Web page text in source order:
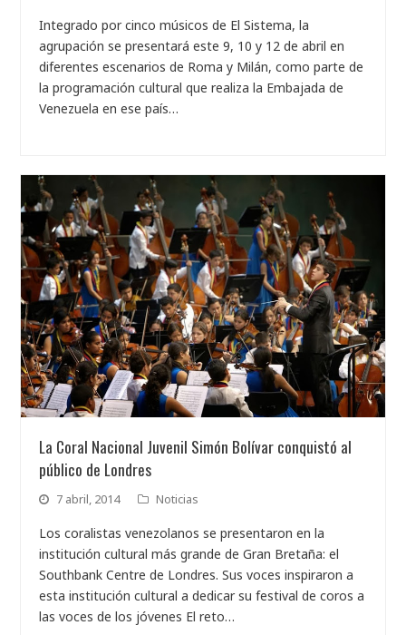
Integrado por cinco músicos de El Sistema, la
agrupación se presentará este 9, 10 y 12 de abril en
diferentes escenarios de Roma y Milán, como parte de
la programación cultural que realiza la Embajada de
Venezuela en ese país…
La Coral Nacional Juvenil Simón Bolívar conquistó al
público de Londres
7 abril, 2014 Noticias
Los coralistas venezolanos se presentaron en la
institución cultural más grande de Gran Bretaña: el
Southbank Centre de Londres. Sus voces inspiraron a
esta institución cultural a dedicar su festival de coros a
las voces de los jóvenes El reto…